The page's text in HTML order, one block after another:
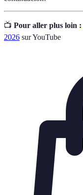
📺 Pour aller plus loin :
2026 sur YouTube